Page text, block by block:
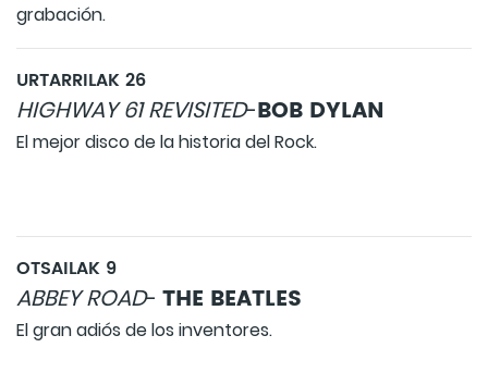
grabación.
URTARRILAK 26
HIGHWAY 61 REVISITED-BOB DYLAN
El mejor disco de la historia del Rock.
OTSAILAK 9
ABBEY ROAD- THE BEATLES
El gran adiós de los inventores.